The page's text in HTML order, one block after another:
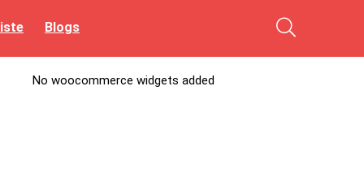
Blogs
No woocommerce widgets added